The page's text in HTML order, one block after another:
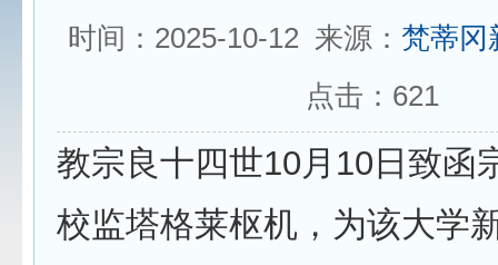
时间：2025-10-12 来源： 梵蒂冈
点击： 621
教宗良十四世10月10日致函
校监塔格莱枢机，为该大学